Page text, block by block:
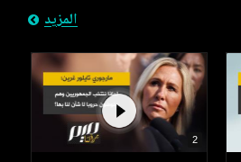
المزيد
2